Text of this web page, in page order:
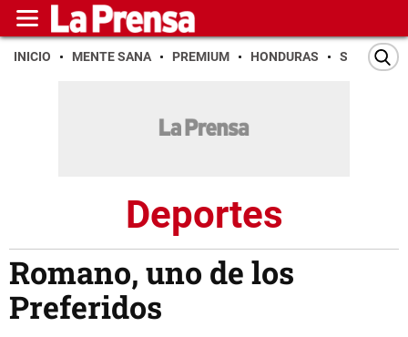
INICIO MENTE SANA PREMIUM HONDURAS SAN PEDRO
Deportes
Romano, uno de los
Preferidos